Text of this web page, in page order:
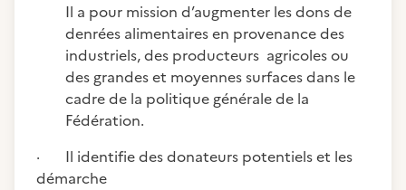
Il a pour mission d’augmenter les dons de
denrées alimentaires en provenance des
industriels, des producteurs agricoles ou
des grandes et moyennes surfaces dans le
cadre de la politique générale de la
Fédération.
· Il identifie des donateurs potentiels et les
démarche